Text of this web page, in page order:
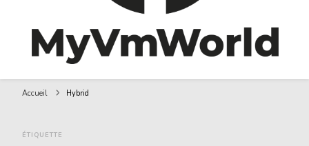
MyVMworld
Accueil Hybrid
ÉTIQUETTE